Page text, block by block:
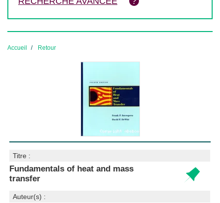
Accueil Retour
Titre :
Fundamentals of heat and mass
transfer
Auteur(s) :